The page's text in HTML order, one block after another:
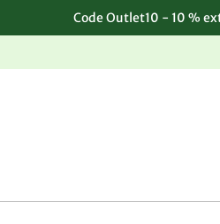
Code Outlet10 - 10 %